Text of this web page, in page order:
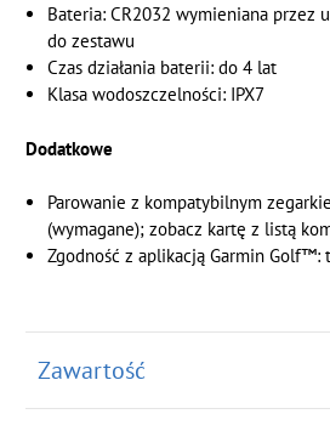
Bateria: CR2032 wymieniana przez
do zestawu
Czas działania baterii: do 4 lat
Klasa wodoszczelności: IPX7
Dodatkowe
Parowanie z kompatybilnym
(wymagane); zobacz kartę z listą
Zgodność z aplikacją Garmin Golf™:
Zawartość